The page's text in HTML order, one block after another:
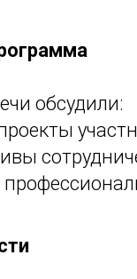
обсудили: